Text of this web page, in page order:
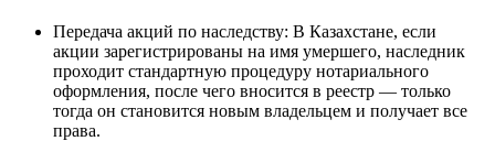
Передача акций по наследству: В Казахстане, если
акции зарегистрированы на имя умершего, наследник
проходит стандартную процедуру нотариального
оформления, после чего вносится в реестр — только
тогда он становится новым владельцем и получает все
права.